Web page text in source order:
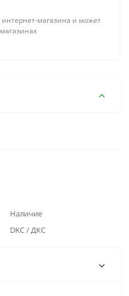
магазина и может
Наличие
DKC / ДКС